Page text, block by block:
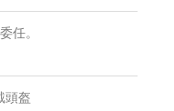
任。
頭盔